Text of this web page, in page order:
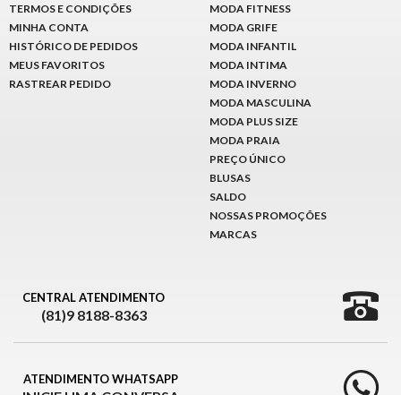
TERMOS E CONDIÇÕES
MINHA CONTA
HISTÓRICO DE PEDIDOS
MEUS FAVORITOS
RASTREAR PEDIDO
MODA FITNESS
MODA GRIFE
MODA INFANTIL
MODA INTIMA
MODA INVERNO
MODA MASCULINA
MODA PLUS SIZE
MODA PRAIA
PREÇO ÚNICO
BLUSAS
SALDO
NOSSAS PROMOÇÕES
MARCAS
CENTRAL ATENDIMENTO
(81)9 8188-8363
ATENDIMENTO WHATSAPP